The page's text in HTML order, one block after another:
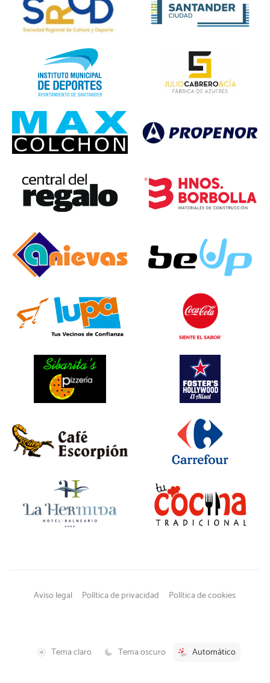
Aviso legal Política de privacidad Política de cookies
Tema claro Tema oscuro Automático